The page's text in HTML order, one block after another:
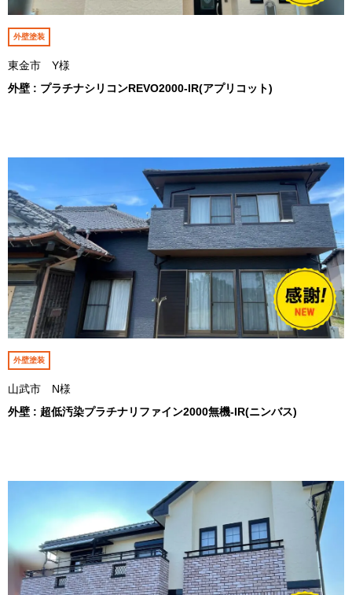
外壁塗装
東金市 Y様
外壁 : プラチナシリコンREVO2000-IR(アプリコット)
外壁塗装
山武市 N様
外壁 : 超低汚染プラチナリファイン2000無機-IR(ニンバス)